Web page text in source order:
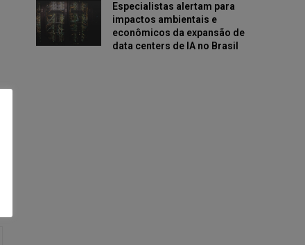
Especialistas alertam para
impactos ambientais e
econômicos da expansão de
data centers de IA no Brasil